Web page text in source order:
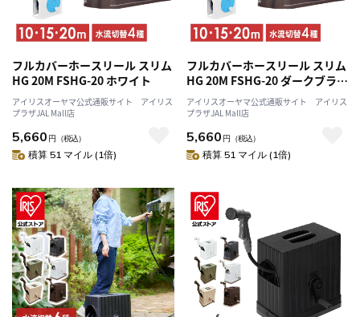
フルカバーホースリール スリム
HG 20M FSHG-20 ホワイト
アイリスオーヤマ公式通販サイト アイリス
プラザJAL Mall店
5,660 円 （税込）
積算 51 マイル (1倍)
フルカバーホースリール スリム
HG 20M FSHG-20 ダークブラウ
ン
アイリスオーヤマ公式通販サイト アイリス
プラザJAL Mall店
5,660 円 （税込）
積算 51 マイル (1倍)